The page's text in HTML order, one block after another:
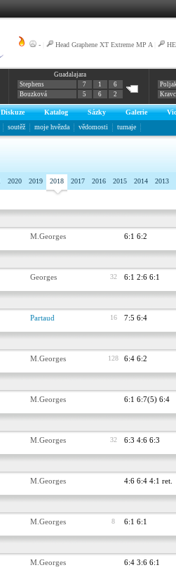
- Head Graphene XT Extreme MP A
Guadalajara
Stephens
7 1
6
Bouzková
5 6 2
Diskuze Katalog Sázky Galerie
soutěž moje hvězda vědomosti turnaje
2020 2019 2018 2017 2016 2015 2014 2013
M.Georges 6:1 6:2
Georges 32 6:1 2:6 6:1
Partaud 16 7:5 6:4
M.Georges 128 6:4 6:2
M.Georges 6:1 6:7(5) 6:4
M.Georges 32 6:3 4:6 6:3
M.Georges 4:6 6:4 4:1 ret.
M.Georges 8 6:1 6:1
M.Georges 6:4 3:6 6:1